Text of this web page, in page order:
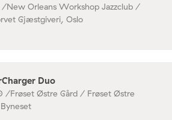
/New Orleans Workshop Jazzclub /
Gjæstgiveri, Oslo
Duo
/Frøset Østre Gård / Frøset Østre